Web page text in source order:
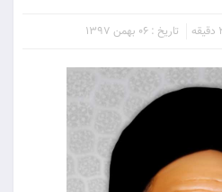
تاریخ : 06 بهمن 1397